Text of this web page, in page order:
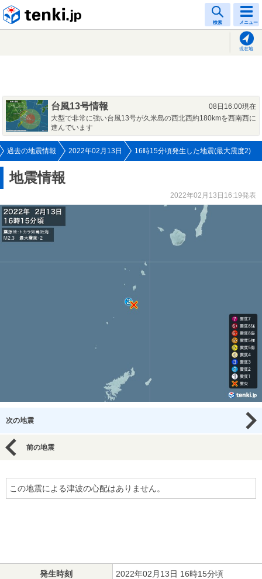
検索 メニュー
現在地
台風13号情報
08日16:00現在
大型で非常に強い台風13号が久米島の西北西約180kmを西南西に
進んでいます
過去の地震情報 2022年02月13日 16時15分頃発生した地震(最大震度2)
地震情報
2022年02月13日16:19発表
次の地震
前の地震
この地震による津波の心配はありません。
発生時刻 2022年02月13日 16時15分頃